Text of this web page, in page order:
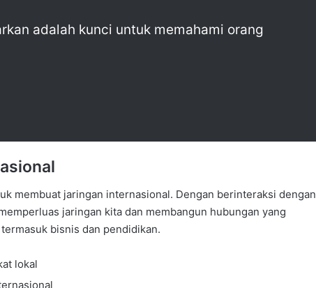
adalah kunci untuk memahami orang
membuat jaringan internasional. Dengan berinteraksi dengan
jaringan kita dan membangun hubungan yang
bisnis dan pendidikan.
lokal